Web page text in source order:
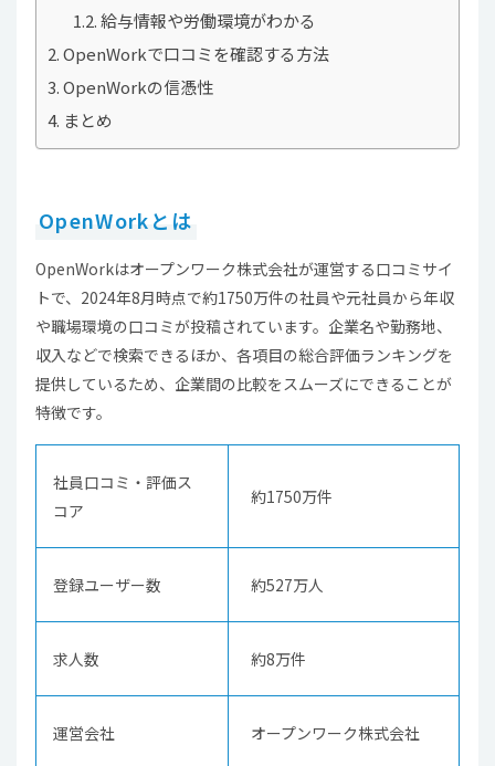
給与情報や労働環境がわかる
OpenWorkで口コミを確認する方法
OpenWorkの信憑性
まとめ
OpenWorkとは
OpenWorkはオープンワーク株式会社が運営する口コミサイ
トで、2024年8月時点で約1750万件の社員や元社員から年収
や職場環境の口コミが投稿されています。企業名や勤務地、
収入などで検索できるほか、各項目の総合評価ランキングを
提供しているため、企業間の比較をスムーズにできることが
特徴です。
社員口コミ・評価ス
コア
約1750万件
登録ユーザー数 約527万人
求人数 約8万件
運営会社 オープンワーク株式会社